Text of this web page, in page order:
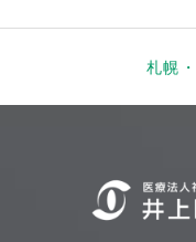
札幌・